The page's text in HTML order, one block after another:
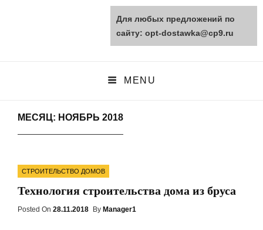
opt-dostawka.ru
MENU
МЕСЯЦ: НОЯБРЬ 2018
Categories
СТРОИТЕЛЬСТВО ДОМОВ
Технология строительства дома из бруса
Posted On Posted
28.11.2018 By Manager1
Для любых предложений по
сайту: opt-dostawka@cp9.ru